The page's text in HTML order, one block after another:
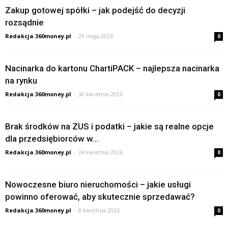
Zakup gotowej spółki – jak podejść do decyzji
rozsądnie
Redakcja 360money.pl - 29 maja 2026 0
Nacinarka do kartonu ChartiPACK – najlepsza nacinarka
na rynku
Redakcja 360money.pl - 30 kwietnia 2026 0
Brak środków na ZUS i podatki – jakie są realne opcje
dla przedsiębiorców w...
Redakcja 360money.pl - 24 kwietnia 2026 0
Nowoczesne biuro nieruchomości – jakie usługi
powinno oferować, aby skutecznie sprzedawać?
Redakcja 360money.pl - 8 kwietnia 2026 0